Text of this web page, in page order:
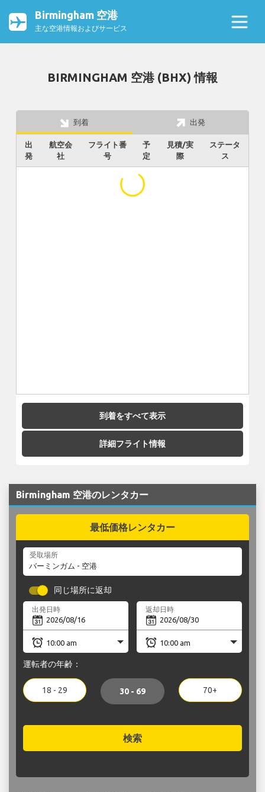
Birmingham 空港
主な空港情報およびサービス
BIRMINGHAM 空港 (BHX) 情報
到着 出発
出
発
航空会
社
フライト番
号
予
定
見積/実
際
ステータ
ス
...
到着をすべて表示
詳細フライト情報
Birmingham 空港のレンタカー
最低価格レンタカー
受取場所
同じ場所に返却
出発日時 返却日時
運転者の年齢：
18 - 29 30 - 69 70+
検索